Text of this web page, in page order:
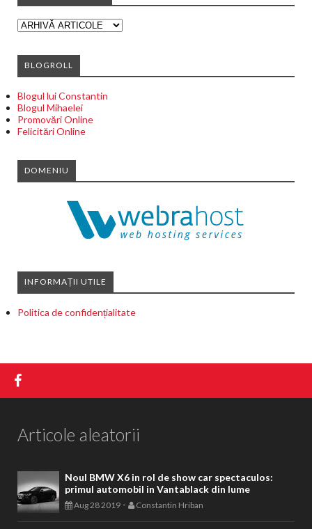
BLOGROLL
Blogul lui Constantin
Blogul Mihaelei
Promovări Online
Felicitări Online
DOMENIU
INFORMAȚII UTILE
Politica de confidențialitate
Articole aleatorii
Noul BMW X6 in rol de show car spectaculos:
primul automobil in Vantablack din lume
Aug 28 2019 - Constantin Hriban